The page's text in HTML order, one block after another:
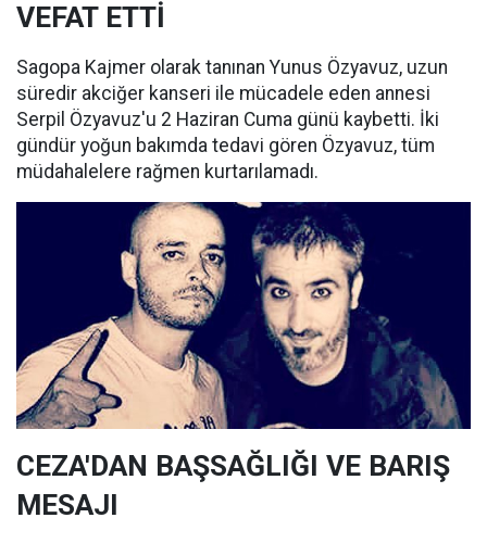
VEFAT ETTİ
Sagopa Kajmer olarak tanınan Yunus Özyavuz, uzun
süredir akciğer kanseri ile mücadele eden annesi
Serpil Özyavuz'u 2 Haziran Cuma günü kaybetti. İki
gündür yoğun bakımda tedavi gören Özyavuz, tüm
müdahalelere rağmen kurtarılamadı.
CEZA'DAN BAŞSAĞLIĞI VE BARIŞ
MESAJI